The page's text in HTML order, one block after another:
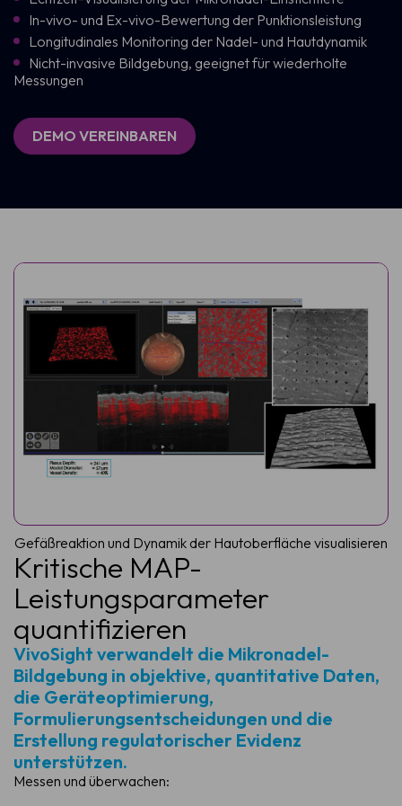
In-vivo- und Ex-vivo-Bewertung der Punktionsleistung
Longitudinales Monitoring der Nadel- und Hautdynamik
Nicht-invasive Bildgebung, geeignet für wiederholte
Messungen
DEMO VEREINBAREN
Kritische MAP-
Leistungsparameter
quantifizieren
VivoSight verwandelt die Mikronadel-
Bildgebung in objektive, quantitative Daten,
die Geräteoptimierung,
Formulierungsentscheidungen und die
Erstellung regulatorischer Evidenz
unterstützen.
Messen und überwachen:
Gefäßreaktion und Dynamik der Hautoberfläche visualisieren